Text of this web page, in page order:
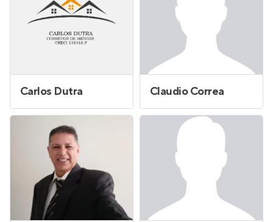
Carlos Dutra Claudio Correa